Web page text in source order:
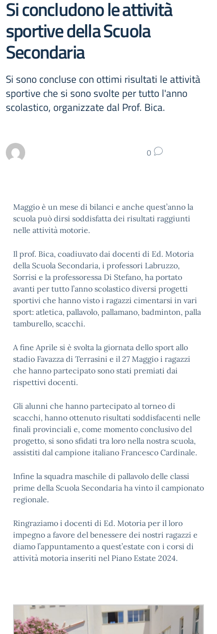
Si concludono le attività
sportive della Scuola
Secondaria
Si sono concluse con ottimi risultati le attività
sportive che si sono svolte per tutto l'anno
scolastico, organizzate dal Prof. Bica.
0
Maggio è un mese di bilanci e anche quest’anno la
scuola può dirsi soddisfatta dei risultati raggiunti
nelle attività motorie.
Il prof. Bica, coadiuvato dai docenti di Ed. Motoria
della Scuola Secondaria, i professori Labruzzo,
Sorrisi e la professoressa Di Stefano, ha portato
avanti per tutto l’anno scolastico diversi progetti
sportivi che hanno visto i ragazzi cimentarsi in vari
sport: atletica, pallavolo, pallamano, badminton, palla
tamburello, scacchi.
A fine Aprile si è svolta la giornata dello sport allo
stadio Favazza di Terrasini e il 27 Maggio i ragazzi
che hanno partecipato sono stati premiati dai
rispettivi docenti.
Gli alunni che hanno partecipato al torneo di
scacchi, hanno ottenuto risultati soddisfacenti nelle
finali provinciali e, come momento conclusivo del
progetto, si sono sfidati tra loro nella nostra scuola,
assistiti dal campione italiano Francesco Cardinale.
Infine la squadra maschile di pallavolo delle classi
prime della Scuola Secondaria ha vinto il campionato
regionale.
Ringraziamo i docenti di Ed. Motoria per il loro
impegno a favore del benessere dei nostri ragazzi e
diamo l’appuntamento a quest’estate con i corsi di
attività motoria inseriti nel Piano Estate 2024.